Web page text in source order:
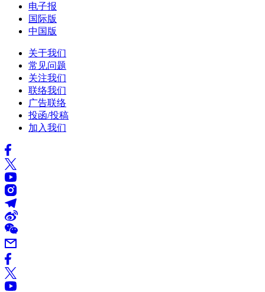
电子报
国际版
中国版
关于我们
常见问题
关注我们
联络我们
广告联络
投函/投稿
加入我们